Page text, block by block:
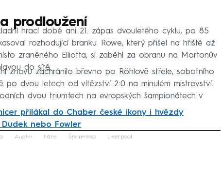
prodloužení
hrací době ani 21. zápas dvouletého cyklu, po 85
rozhodující branku. Rowe, který přišel na hřiště až
zraněného Elliotta, si zaběhl za obranu na Mortonův
do sítě.
znovu zachránilo břevno po Röhlově střele, sobotního
po dvou letech od vítězství 2:0 na minulém mistrovství.
dvou triumfech na evropských šampionátech v
přilákal do Chaber české ikony i hvězdy
nebo Fowler
Failed to fetch
Anglie Itálie Španělsko Liverpool